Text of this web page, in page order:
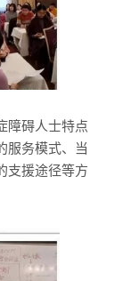
障碍人士特点
服务模式、当
支援途径等方